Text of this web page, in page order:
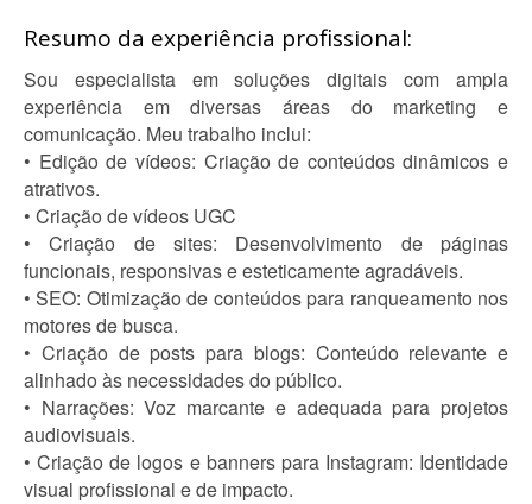
Resumo da experiência profissional:
Sou especialista em soluções digitais com ampla
experiência em diversas áreas do marketing e
comunicação. Meu trabalho inclui:
• Edição de vídeos: Criação de conteúdos dinâmicos e
atrativos.
• Criação de vídeos UGC
• Criação de sites: Desenvolvimento de páginas
funcionais, responsivas e esteticamente agradáveis.
• SEO: Otimização de conteúdos para ranqueamento nos
motores de busca.
• Criação de posts para blogs: Conteúdo relevante e
alinhado às necessidades do público.
• Narrações: Voz marcante e adequada para projetos
audiovisuais.
• Criação de logos e banners para Instagram: Identidade
visual profissional e de impacto.